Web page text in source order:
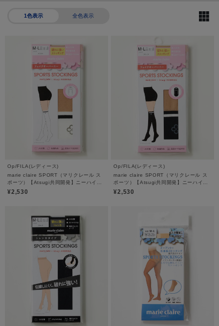
1色表示 全色表示
Op/FILA(レディース)
marie claire SPORT（マリクレール ス
ポーツ）【Atsugi共同開発】ニーハイ風
ストッキング
¥2,530
Op/FILA(レディース)
marie claire SPORT（マリクレール ス
ポーツ）【Atsugi共同開発】ニーハイ風
ストッキング
¥2,530